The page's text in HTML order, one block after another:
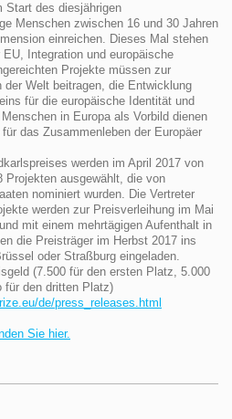
Start des diesjährigen
Menschen zwischen 16 und 30 Jahren
einreichen. Dieses Mal stehen
Integration und europäische
Projekte müssen zur
der Welt beitragen, die Entwicklung
für die europäische Identität und
in Europa als Vorbild dienen
das Zusammenleben der Europäer
werden im April 2017 von
Projekten ausgewählt, die von
nominiert wurden. Die Vertreter
werden zur Preisverleihung im Mai
mit einem mehrtägigen Aufenthalt in
die Preisträger im Herbst 2017 ins
oder Straßburg eingeladen.
(7.500 für den ersten Platz, 5.000
für den dritten Platz)
de/press_releases.html
Sie hier.